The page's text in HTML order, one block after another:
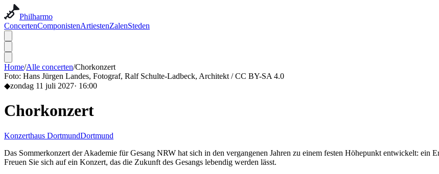
Philharmo
ConcertenComponistenArtiestenZalenSteden
Home/Alle concerten/Chorkonzert
Foto: Hans Jürgen Landes, Fotograf, Ralf Schulte-Ladbeck, Architekt / CC BY-SA 4.0
◆zondag 11 juli 2027· 16:00
Chorkonzert
Konzerthaus DortmundDortmund
Das Sommerkonzert der Akademie für Gesang NRW hat sich in den vergangenen Jahren zu einem festen Höhepunkt entwickelt: ein
Freuen Sie sich auf ein Konzert, das die Zukunft des Gesangs lebendig werden lässt.